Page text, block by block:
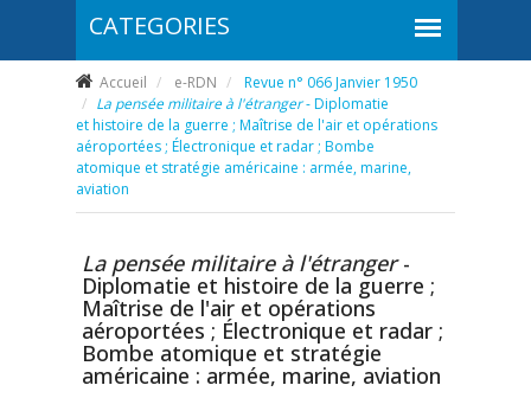
Accueil e-RDN
Revue n° 066 Janvier 1950
La pensée militaire à l'étranger- Diplomatie
et histoire de la guerre ; Maîtrise de l'air et opérations
aéroportées ; Électronique et radar ; Bombe
atomique et stratégie américaine : armée, marine,
aviation
La pensée militaire à l'étranger-
Diplomatie et histoire de la guerre ;
Maîtrise de l'air et opérations
aéroportées ; Électronique et radar ;
Bombe atomique et stratégie
américaine : armée, marine, aviation